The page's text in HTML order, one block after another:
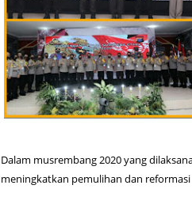
Dalam musrembang 2020 yang
meningkatkan pemulihan dan